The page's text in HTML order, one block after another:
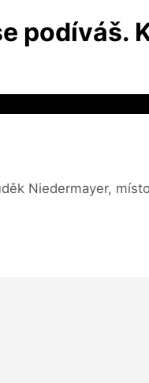
podíváš.
Niedermayer,